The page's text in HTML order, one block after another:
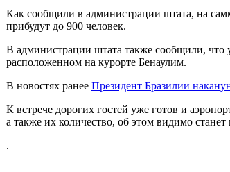
Как сообщили в администрации штата, на
прибудут до 900 человек.
В администрации штата также сообщили, что
расположенном на курорте Бенаулим.
В новостях ранее Президент Бразилии
К встрече дорогих гостей уже готов и
а также их количество, об этом видимо
.